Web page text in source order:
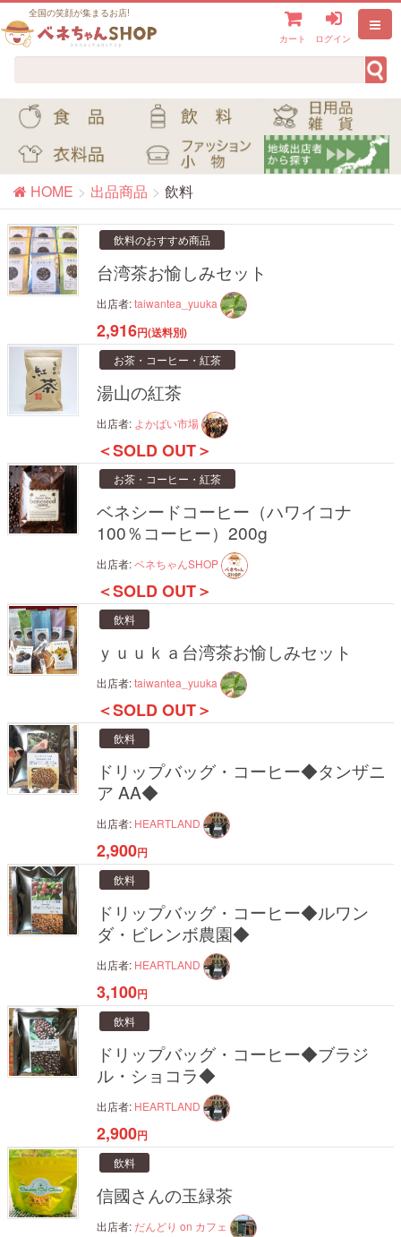
全国の笑顔が集まるお店!
カート ログイン
HOME 出品商品 飲料
飲料のおすすめ商品
台湾茶お愉しみセット
出店者:taiwantea_yuuka
2,916円(送料別)
お茶・コーヒー・紅茶
湯山の紅茶
出店者: よかばい市場
＜SOLD OUT＞
お茶・コーヒー・紅茶
ベネシードコーヒー（ハワイコナ
100％コーヒー）200g
出店者:ベネちゃんSHOP
＜SOLD OUT＞
飲料
ｙｕｕｋａ台湾茶お愉しみセット
出店者:taiwantea_yuuka
＜SOLD OUT＞
飲料
ドリップバッグ・コーヒー◆タンザニ
ア AA◆
出店者: HEARTLAND
2,900円
飲料
ドリップバッグ・コーヒー◆ルワン
ダ・ビレンボ農園◆
出店者: HEARTLAND
3,100円
飲料
ドリップバッグ・コーヒー◆ブラジ
ル・ショコラ◆
出店者: HEARTLAND
2,900円
飲料
信國さんの玉緑茶
出店者: だんどり on カフェ